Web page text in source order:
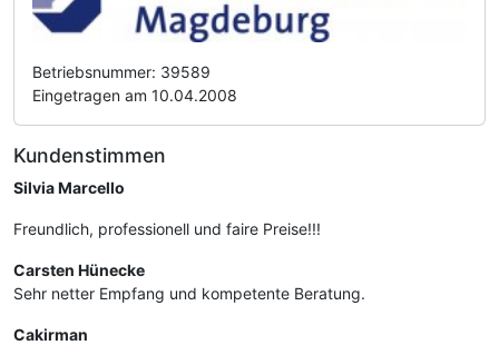
Betriebsnummer: 39589
Eingetragen am 10.04.2008
Kundenstimmen
Silvia Marcello
Freundlich, professionell und faire Preise!!!
Carsten Hünecke
Sehr netter Empfang und kompetente Beratung.
Cakirman